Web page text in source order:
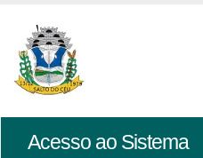
Acesso ao Sistema